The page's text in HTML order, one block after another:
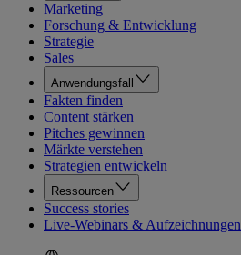
Marketing
Forschung & Entwicklung
Strategie
Sales
Anwendungsfall
Fakten finden
Content stärken
Pitches gewinnen
Märkte verstehen
Strategien entwickeln
Ressourcen
Success stories
Live-Webinars & Aufzeichnungen